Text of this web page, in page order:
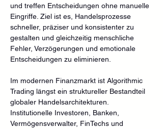
und treffen Entscheidungen ohne manuelle
Eingriffe. Ziel ist es, Handelsprozesse
schneller, präziser und konsistenter zu
gestalten und gleichzeitig menschliche
Fehler, Verzögerungen und emotionale
Entscheidungen zu eliminieren.
Im modernen Finanzmarkt ist Algorithmic
Trading längst ein struktureller Bestandteil
globaler Handelsarchitekturen.
Institutionelle Investoren, Banken,
Vermögensverwalter, FinTechs und